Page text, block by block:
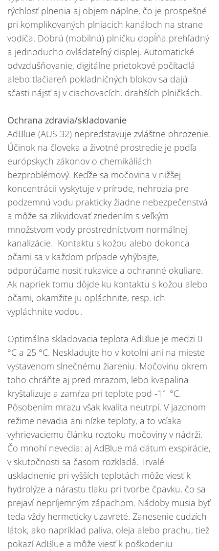
rýchlosť plnenia aj objem náplne, čo je prospešné
pri komplikovaných plniacich kanáloch na strane
vodiča. Dobrú (mobilnú) plničku dopĺňa prehľadný
a jednoducho ovládateľný displej. Automatické
odvzdušňovanie, digitálne prietokové počítadlá
alebo tlačiareň pokladničných blokov sa dajú
sčasti nájsť aj v ciachovacích, drahších plničkách.
Ochrana zdravia/skladovanie
AdBlue (AUS 32) nepredstavuje zvláštne ohrozenie.
Účinok na človeka a životné prostredie je podľa
európskych zákonov o chemikáliách
bezproblémový. Keďže sa močovina v nižšej
koncentrácii vyskytuje v prírode, nehrozia pre
podzemnú vodu prakticky žiadne nebezpečenstvá
a môže sa zlikvidovať zriedením s veľkým
množstvom vody prostredníctvom normálnej
kanalizácie. Kontaktu s kožou alebo dokonca
očami sa v každom prípade vyhýbajte,
odporúčame nosiť rukavice a ochranné okuliare.
Ak napriek tomu dôjde ku kontaktu s kožou alebo
očami, okamžite ju opláchnite, resp. ich
vypláchnite vodou.
Optimálna skladovacia teplota AdBlue je medzi 0
°C a 25 °C. Neskladujte ho v kotolni ani na mieste
vystavenom slnečnému žiareniu. Močovinu okrem
toho chráňte aj pred mrazom, lebo kvapalina
kryštalizuje a zamŕza pri teplote pod -11 °C.
Pôsobením mrazu však kvalita neutrpí. V jazdnom
režime nevadia ani nízke teploty, a to vďaka
vyhrievaciemu článku roztoku močoviny v nádrži.
Čo mnohí nevedia: aj AdBlue má dátum exspirácie,
v skutočnosti sa časom rozkladá. Trvalé
uskladnenie pri vyšších teplotách môže viesť k
hydrolýze a nárastu tlaku pri tvorbe čpavku, čo sa
prejaví nepríjemným zápachom. Nádoby musia byť
teda vždy hermeticky uzavreté. Zanesenie cudzích
látok, ako napríklad paliva, oleja alebo prachu, tiež
pokazí AdBlue a môže viesť k poškodeniu